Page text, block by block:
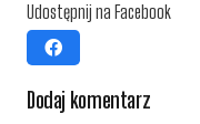
Udostępnij na Facebook
Dodaj komentarz